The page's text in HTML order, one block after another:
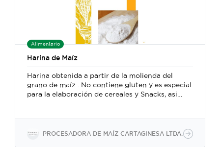
Alimentario
Harina de Maíz
Harina obtenida a partir de la molienda del
grano de maíz . No contiene gluten y es especial
para la elaboración de cereales y Snacks, asi
PROCESADORA DE MAÍZ CARTAGINESA LTDA.